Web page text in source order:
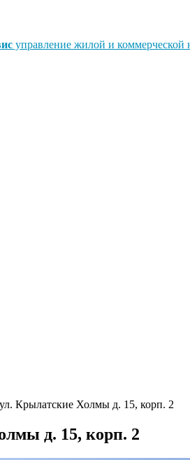
управление жилой и
Крылатские Холмы д. 15, корп. 2
д. 15, корп. 2